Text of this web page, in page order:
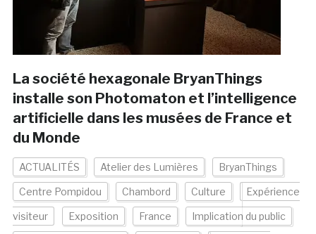
La société hexagonale BryanThings
installe son Photomaton et l’intelligence
artificielle dans les musées de France et
du Monde
ACTUALITÉS Atelier des Lumières BryanThings
Centre Pompidou Chambord Culture Expérience
visiteur Exposition France Implication du public